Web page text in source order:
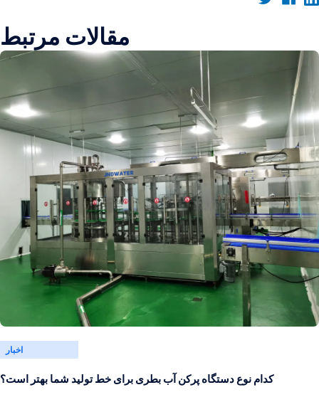
مقالات مرتبط
اخبار
کدام نوع دستگاه پرکن آب بطری برای خط تولید شما بهتر است؟